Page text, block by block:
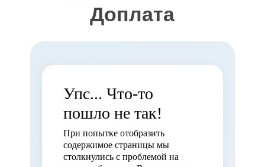
Доплата